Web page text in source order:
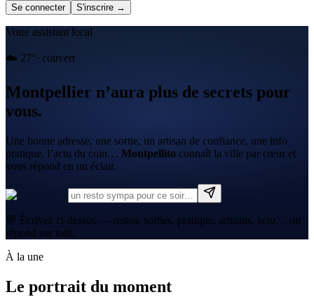
Se connecter S'inscrire →
Votre assistant local
☁️ 27°· couvert
Montpellier n’aura plus de secrets pour
vous.
Une bonne adresse, une sortie, un artisan de confiance, une info
pratique, l’actu du coin… Montpellito connaît la ville par cœur et
vous répond en un éclair.
💬 Écrivez ci-dessus — restos, sorties, pratique, artisans, actu… on
répond sur tout.
À la une
Le portrait du moment